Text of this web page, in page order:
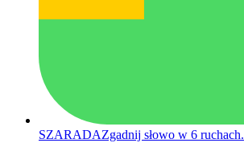
SZARADAZgadnij słowo w 6 ruchach.